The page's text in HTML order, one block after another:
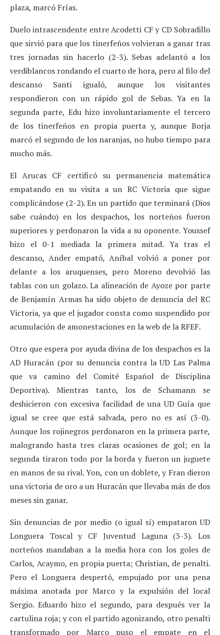
plaza, marcó Frías.
Duelo intrascendente entre Acodetti CF y CD Sobradillo
que sirvió para que los tinerfeños volvieran a ganar tras
tres jornadas sin hacerlo (2-3). Sebas adelantó a los
verdiblancos rondando el cuarto de hora, pero al filo del
descanso Santi igualó, aunque los visitantes
respondieron con un rápido gol de Sebas. Ya en la
segunda parte, Edu hizo involuntariamente el tercero
de los tinerfeños en propia puerta y, aunque Borja
marcó el segundo de los naranjas, no hubo tiempo para
mucho más.
El Arucas CF certificó su permanencia matemática
empatando en su visita a un RC Victoria que sigue
complicándose (2-2). En un partido que terminará (Dios
sabe cuándo) en los despachos, los norteños fueron
superiores y perdonaron la vida a su oponente. Youssef
hizo el 0-1 mediada la primera mitad. Ya tras el
descanso, Ander empató, Aníbal volvió a poner por
delante a los aruquenses, pero Moreno devolvió las
tablas con un golazo. La alineación de Ayoze por parte
de Benjamín Armas ha sido objeto de denuncia del RC
Victoria, ya que el jugador consta como suspendido por
acumulación de amonestaciones en la web de la RFEF.
Otro que espera por ayuda divina de los despachos es la
AD Huracán (por su denuncia contra la UD Las Palma
que va camino del Comité Español de Disciplina
Deportiva). Mientras tanto, los de Schamann se
deshicieron con excesiva facilidad de una UD Guía que
igual se cree que está salvada, pero no es así (3-0).
Aunque los rojinegros perdonaron en la primera parte,
malogrando hasta tres claras ocasiones de gol; en la
segunda tiraron todo por la borda y fueron un juguete
en manos de su rival. Yon, con un doblete, y Fran dieron
una victoria de oro a un Huracán que llevaba más de dos
meses sin ganar.
Sin denuncias de por medio (o igual sí) empataron UD
Longuera Toscal y CF Juventud Laguna (3-3). Los
norteños mandaban a la media hora con los goles de
Carlos, Acaymo, en propia puerta; Christian, de penalti.
Pero el Longuera despertó, empujado por una pena
máxima anotada por Marco y la expulsión del local
Sergio. Eduardo hizo el segundo, para después ver la
cartulina roja; y con el partido agonizando, otro penalti
transformado por Marco puso el empate en el